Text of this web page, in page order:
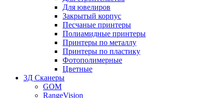
Для ювелиров
Закрытый корпус
Песчаные принтеры
Полиамидные принтеры
Принтеры по металлу
Принтеры по пластику
Фотополимерные
Цветные
3Д Сканеры
GOM
RangeVision